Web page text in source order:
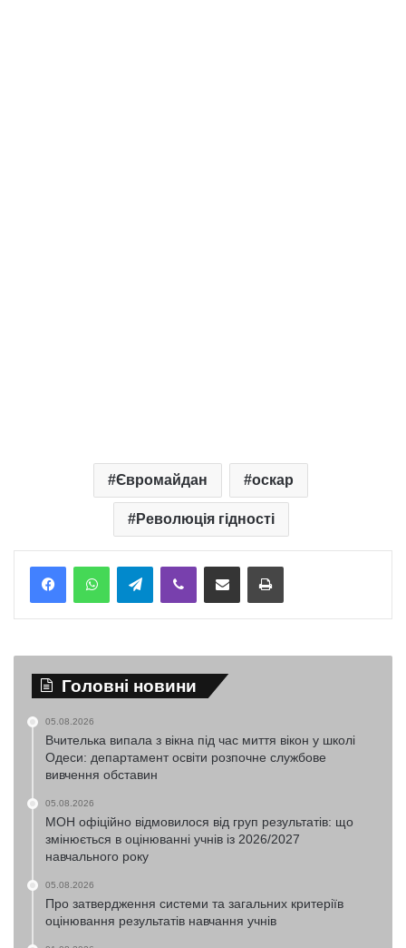
Євромайдан оскар
Революція гідності
TelegramViber Надіслати електронною поштоюНадрукувати
Головні новини
05.08.2026
Вчителька випала з вікна під час миття вікон у школі
Одеси: департамент освіти розпочне службове
вивчення обставин
05.08.2026
МОН офіційно відмовилося від груп результатів: що
змінюється в оцінюванні учнів із 2026/2027
навчального року
05.08.2026
Про затвердження системи та загальних критеріїв
оцінювання результатів навчання учнів